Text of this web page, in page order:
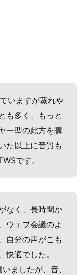
いますが蒸れや
も多く、もっと
ー型の此方を購
た以上に音質も
です。
なく、長時間か
ウェブ会議のよ
自分の声がこも
快適でした。
ましたが、音、